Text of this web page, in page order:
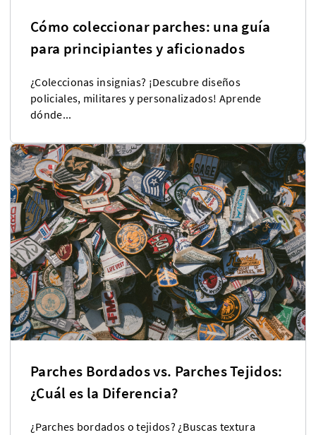
Cómo coleccionar parches: una guía
para principiantes y aficionados
¿Coleccionas insignias? ¡Descubre diseños
policiales, militares y personalizados! Aprende
dónde...
Parches Bordados vs. Parches Tejidos:
¿Cuál es la Diferencia?
¿Parches bordados o tejidos? ¿Buscas textura